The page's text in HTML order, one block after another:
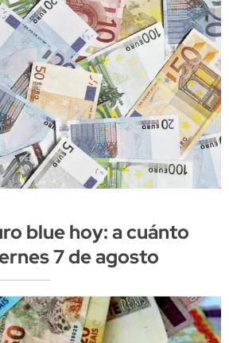
blue hoy: a cuánto
7 de agosto